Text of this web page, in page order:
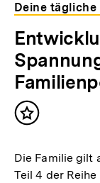
Deine
Inhalt
Die Familie gilt
Teil 4 der